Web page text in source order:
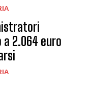
2.064 euro